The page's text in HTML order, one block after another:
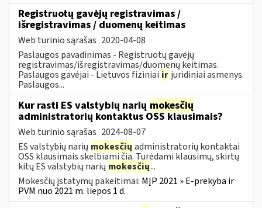
Registruotų gavėjų registravimas /
išregistravimas / duomenų keitimas
Web turinio sąrašas 2020-04-08
Paslaugos pavadinimas - Registruotų gavėjų
registravimas/išregistravimas/duomenų keitimas.
Paslaugos gavėjai - Lietuvos fiziniai ir juridiniai asmenys.
Paslaugos...
Kur rasti ES valstybių narių mokesčių
administratorių kontaktus OSS klausimais?
Web turinio sąrašas 2024-08-07
ES valstybių narių mokesčių administratorių kontaktai
OSS klausimais skelbiami čia. Turėdami klausimų, skirtų
kitų ES valstybių narių mokesčių...
Mokesčių įstatymų pakeitimai: MĮP 2021 » E-prekyba ir
PVM nuo 2021 m. liepos 1 d.